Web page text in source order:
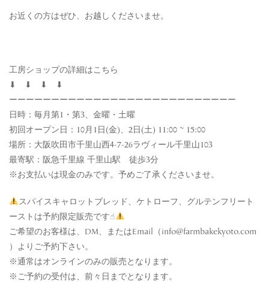
お近くの方はぜひ、お越しくださいませ。
工房ショップの詳細はこちら
⬇︎ ⬇︎ ⬇︎ ⬇︎
ーーーーーーーーーーーーーーーーーーーーーーーーーーー
日時：毎月第1・第3、金曜・土曜
初回オープン日：10月1日(金)、2日(土) 11:00 ~ 15:00
場所：大阪吹田市千里山西4-7-26ラヴィール千里山103
最寄駅：阪急千里線 千里山駅 徒歩3分
※お支払いは現金のみです。予めご了承くださいませ。
スパイスキャロットブレッド、ケトローフ、グルテンフリート
ーストは予約限定販売です☝︎
ご希望のお客様は、DM、またはEmail（info@farmbakekyoto.com
）よりご予約下さい。
※通常はオンラインのみの販売となります。
※ご予約の受付は、前々日までとなります。